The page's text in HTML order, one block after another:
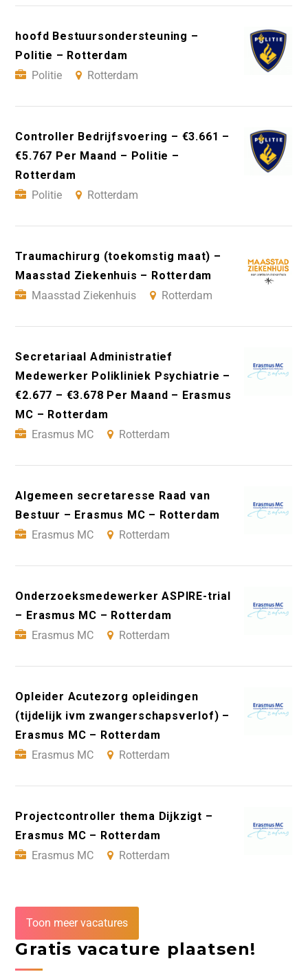
hoofd Bestuursondersteuning –
Politie – Rotterdam
Politie
Rotterdam
Controller Bedrijfsvoering – €3.661 –
€5.767 Per Maand – Politie –
Rotterdam
Politie
Rotterdam
Traumachirurg (toekomstig maat) –
Maasstad Ziekenhuis – Rotterdam
Maasstad Ziekenhuis
Rotterdam
Secretariaal Administratief
Medewerker Polikliniek Psychiatrie –
€2.677 – €3.678 Per Maand – Erasmus
MC – Rotterdam
Erasmus MC
Rotterdam
Algemeen secretaresse Raad van
Bestuur – Erasmus MC – Rotterdam
Erasmus MC
Rotterdam
Onderzoeksmedewerker ASPIRE-trial
– Erasmus MC – Rotterdam
Erasmus MC
Rotterdam
Opleider Acutezorg opleidingen
(tijdelijk ivm zwangerschapsverlof) –
Erasmus MC – Rotterdam
Erasmus MC
Rotterdam
Projectcontroller thema Dijkzigt –
Erasmus MC – Rotterdam
Erasmus MC
Rotterdam
Toon meer vacatures
Gratis vacature plaatsen!